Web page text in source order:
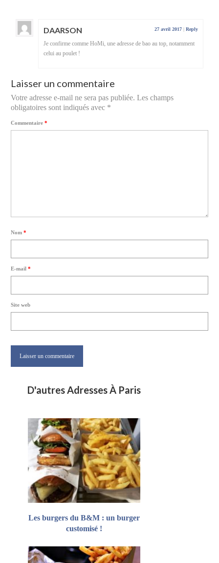
DAARSON 27 avril 2017 | Reply
Je confirme comme HoMi, une adresse de bao au top, notamment
celui au poulet !
Laisser un commentaire
Votre adresse e-mail ne sera pas publiée. Les champs
obligatoires sont indiqués avec *
Commentaire*
Nom*
E-mail*
Site web
D'autres Adresses À Paris
Les burgers du B&M : un burger
customisé !